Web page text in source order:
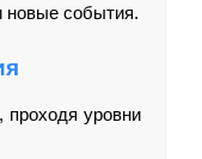
новые события.
проходя уровни